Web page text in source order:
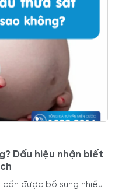
Dấu hiệu nhận biết
được bổ sung nhiều